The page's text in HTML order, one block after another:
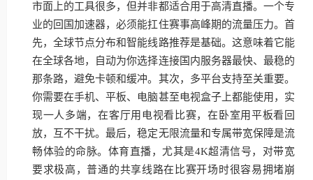
市面上的工具很多，但并非都适合用于高清直播。一个专
业的回国加速器，必须能扛住赛事高峰期的流量压力。首
先，全球节点分布和智能线路推荐是基础。这意味着它能
在全球各地，自动为你选择连接国内服务器最快、最稳的
那条路，避免卡顿和缓冲。其次，多平台支持至关重要。
你需要在手机、平板、电脑甚至电视盒子上都能使用，实
现一人多端，在客厅用电视看比赛，在卧室用平板看回
放，互不干扰。最后，稳定无限流量和专属带宽保障是流
畅体验的命脉。体育直播，尤其是4K超清信号，对带宽
要求极高，普通的共享线路在比赛开场时很容易拥堵崩